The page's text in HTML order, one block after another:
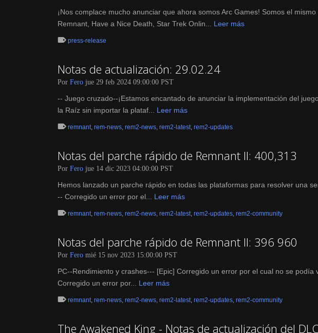
¡Nos complace mucho anunciar que ahora somos Arc Games! Somos el
Remnant, Have a Nice Death, Star Trek Onlin... Leer más
press-release
Notas de actualización: 29.02.24
Por Fero jue 29 feb 2024 09:00:00 PST
-- Juego cruzado--¡Estamos encantado de anunciar la implementación del
la Raíz sin importar la plataf... Leer más
remnant, rem-news, rem2-news, rem2-latest, rem2-updates
Notas del parche rápido de Remnant II: 400,313
Por Fero jue 14 dic 2023 04:00:00 PST
Hemos lanzado un parche rápido en todas las plataformas para resolver una
-- Corregido un error por el... Leer más
remnant, rem-news, rem2-news, rem2-latest, rem2-updates, rem2-community
Notas del parche rápido de Remnant II: 396 960
Por Fero mié 15 nov 2023 15:00:00 PST
PC--Rendimiento y crashes--- [Epic] Corregido un error por el cual no se
Corregido un error por... Leer más
remnant, rem-news, rem2-news, rem2-latest, rem2-updates, rem2-community
The Awakened King - Notas de actualización del DLC